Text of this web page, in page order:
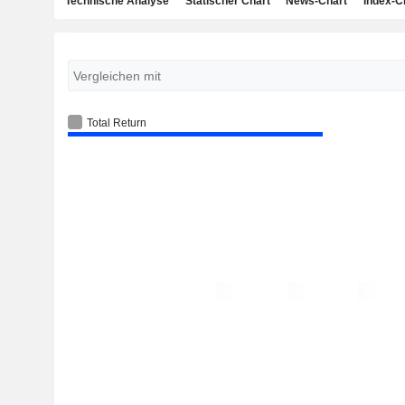
Total Return